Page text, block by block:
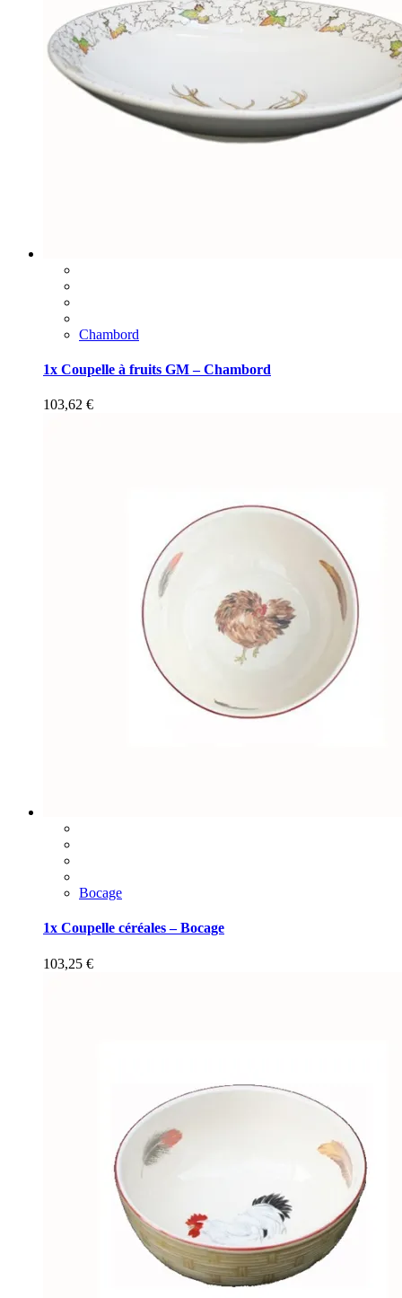
Chambord
1x Coupelle à fruits GM – Chambord
103,62 €
Bocage
1x Coupelle céréales – Bocage
103,25 €